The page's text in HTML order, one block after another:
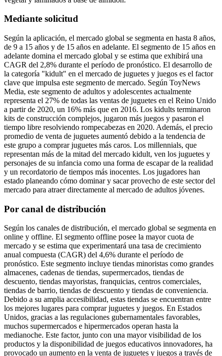
Mediante solicitud
Según la aplicación, el mercado global se segmenta en hasta 8 años,
de 9 a 15 años y de 15 años en adelante. El segmento de 15 años en
adelante domina el mercado global y se estima que exhibirá una
CAGR del 2,8% durante el período de pronóstico. El desarrollo de
la categoría "kidult" en el mercado de juguetes y juegos es el factor
clave que impulsa este segmento de mercado. Según ToyNews
Media, este segmento de adultos y adolescentes actualmente
representa el 27% de todas las ventas de juguetes en el Reino Unido
a partir de 2020, un 16% más que en 2016. Los kidults terminaron
kits de construcción complejos, jugaron más juegos y pasaron el
tiempo libre resolviendo rompecabezas en 2020. Además, el precio
promedio de venta de juguetes aumentó debido a la tendencia de
este grupo a comprar juguetes más caros. Los millennials, que
representan más de la mitad del mercado kidult, ven los juguetes y
personajes de su infancia como una forma de escapar de la realidad
y un recordatorio de tiempos más inocentes. Los jugadores han
estado planeando cómo dominar y sacar provecho de este sector del
mercado para atraer directamente al mercado de adultos jóvenes.
Por canal de distribución
Según los canales de distribución, el mercado global se segmenta en
online y offline. El segmento offline posee la mayor cuota de
mercado y se estima que experimentará una tasa de crecimiento
anual compuesta (CAGR) del 4,6% durante el período de
pronóstico. Este segmento incluye tiendas minoristas como grandes
almacenes, cadenas de tiendas, supermercados, tiendas de
descuento, tiendas mayoristas, franquicias, centros comerciales,
tiendas de barrio, tiendas de descuento y tiendas de conveniencia.
Debido a su amplia accesibilidad, estas tiendas se encuentran entre
los mejores lugares para comprar juguetes y juegos. En Estados
Unidos, gracias a las regulaciones gubernamentales favorables,
muchos supermercados e hipermercados operan hasta la
medianoche. Este factor, junto con una mayor visibilidad de los
productos y la disponibilidad de juegos educativos innovadores, ha
provocado un aumento en la venta de juguetes y juegos a través de